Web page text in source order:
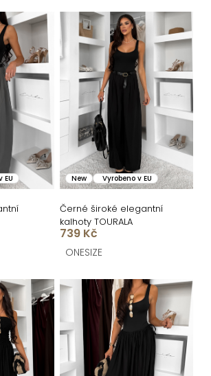
EU New Vyrobeno v EU
Černé široké elegantní
kalhoty TOURALA
739 Kč
ONESIZE